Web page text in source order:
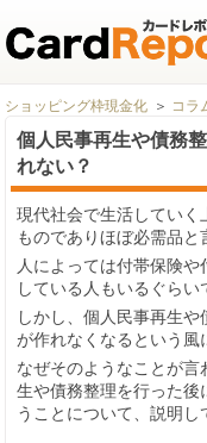
ショッピング枠現金化 コラ
個人民事再生や債務
れない？
現代社会で生活していく
ものでありほぼ必需品と
人によっては付帯保険
している人もいるぐらい
しかし、個人民事再生
が作れなくなるという風
なぜそのようなことが
生や債務整理を行った
うことについて、説明し